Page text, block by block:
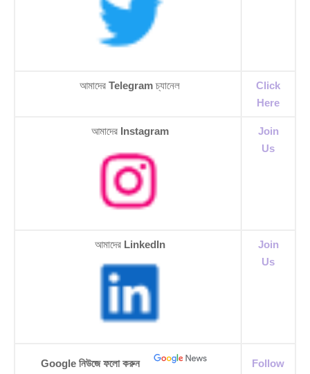
আমাদের Telegramচ্যানেল
Click
Here
আমাদের Instagram
Join
Us
আমাদের LinkedIn
Join
Us
Google নিউজে ফলো করুন
Follow